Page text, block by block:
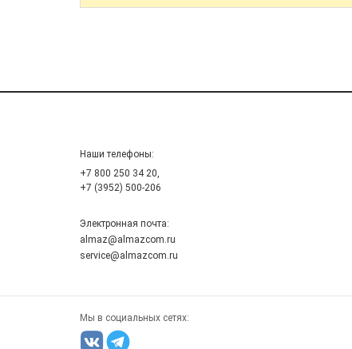
Наши телефоны:
+7 800 250 34 20,
+7 (3952) 500-206
Электронная почта:
almaz@almazcom.ru
service@almazcom.ru
Мы в социальных сетях: